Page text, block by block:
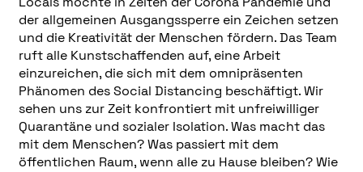
der allgemeinen Ausgangssperre ein Zeichen setzen
und die Kreativität der Menschen fördern. Das Team
ruft alle Kunstschaffenden auf, eine Arbeit
einzureichen, die sich mit dem omnipräsenten
Phänomen des Social Distancing beschäftigt. Wir
sehen uns zur Zeit konfrontiert mit unfreiwilliger
Quarantäne und sozialer Isolation. Was macht das
mit dem Menschen? Was passiert mit dem
öffentlichen Raum, wenn alle zu Hause bleiben? Wie